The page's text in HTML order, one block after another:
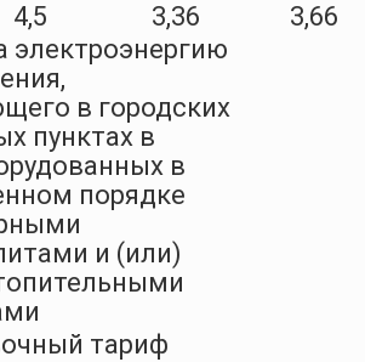
4,5 3,36
3,66
электроэнергию
в городских
пунктах в
в
порядке
и (или)
тариф